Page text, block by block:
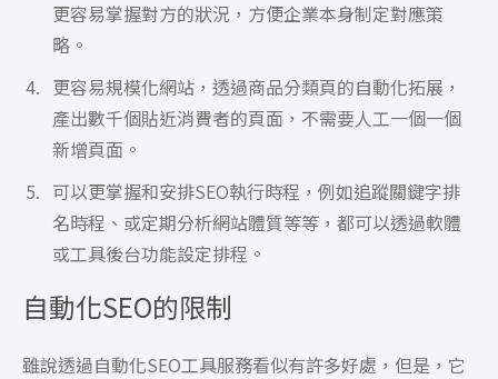
更容易掌握對方的狀況，方便企業本身制定對應策
略。
更容易規模化網站，透過商品分類頁的自動化拓展，
產出數千個貼近消費者的頁面，不需要人工一個一個
新增頁面。
可以更掌握和安排SEO執行時程，例如追蹤關鍵字排
名時程、或定期分析網站體質等等，都可以透過軟體
或工具後台功能設定排程。
自動化SEO的限制
雖說透過自動化SEO工具服務看似有許多好處，但是，它